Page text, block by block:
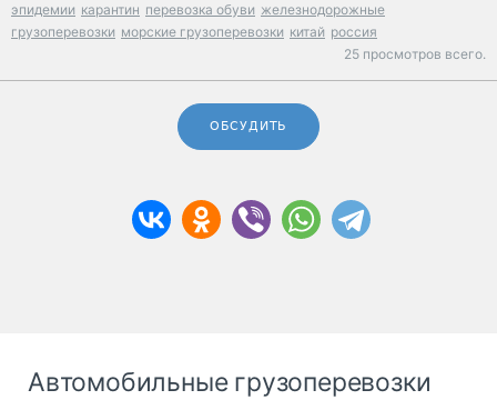
эпидемии карантин перевозка обуви железнодорожные
грузоперевозки морские грузоперевозки китай россия
25 просмотров всего.
ОБСУДИТЬ
Автомобильные грузоперевозки